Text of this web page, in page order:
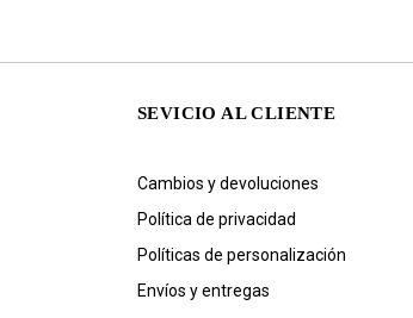
SEVICIO AL CLIENTE
Cambios y devoluciones
Política de privacidad
Políticas de personalización
Envíos y entregas